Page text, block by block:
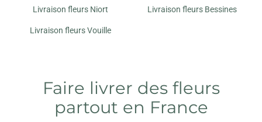
Livraison fleurs Niort Livraison fleurs Bessines
Livraison fleurs Vouille
Faire livrer des fleurs
partout en France